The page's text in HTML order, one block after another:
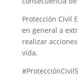
Protección Civil
en general a
realizar
vida.